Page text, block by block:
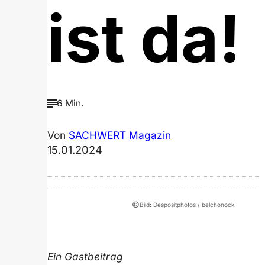
ist da!
6 Min.
Von SACHWERT Magazin
15.01.2024
©Bild: Despositphotos / belchonock
Ein Gastbeitrag